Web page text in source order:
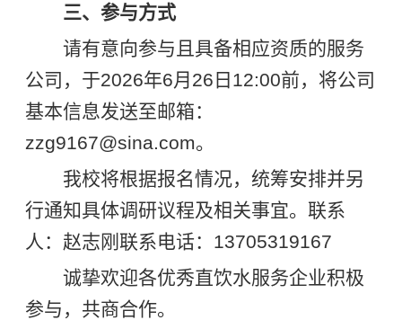
三、参与方式
请有意向参与且具备相应资质的服务
公司，于2026年6月26日12:00前，将公司
基本信息发送至邮箱：
zzg9167@sina.com。
我校将根据报名情况，统筹安排并另
行通知具体调研议程及相关事宜。联系
人：赵志刚联系电话：13705319167
诚挚欢迎各优秀直饮水服务企业积极
参与，共商合作。